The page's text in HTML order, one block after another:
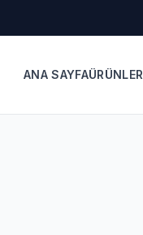
ANA SAYFAÜRÜNLER